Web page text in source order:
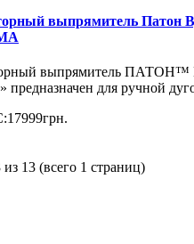
выпрямитель Патон
выпрямитель ПАТОН™
для ручной
13 (всего 1 страниц)